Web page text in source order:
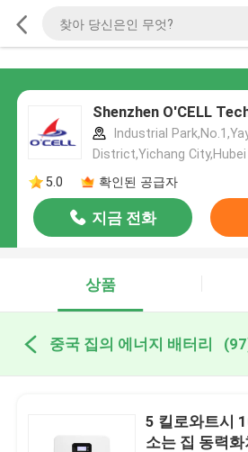
Shenzhen O'CELL
Industrial
District,Yichang
5.0
확인된 공급자
지금 전화
상품
중국 집의 에너지 배터리
5 킬로와트시
소는 집 동력